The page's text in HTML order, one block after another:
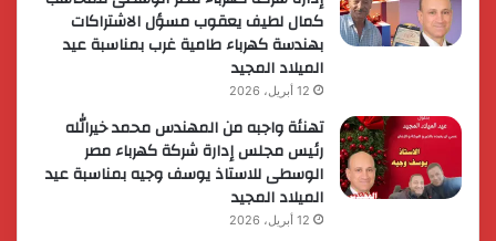
كمال لطيف يعقوب مسؤل الاشتراكات
بهندسة كهرباء طامية غرب بمناسبة عيد
الميلاد المجيد
12 أبريل، 2026
تهنئة واجبه من المهندس محمد خيرالله
رئيس مجلس إدارة شركة كهرباء مصر
الوسطى للاستاذ يوسف وجيه بمناسبة عيد
الميلاد المجيد
12 أبريل، 2026